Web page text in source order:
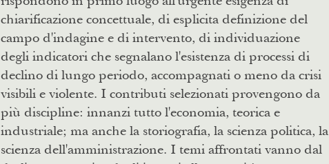
chiarificazione concettuale, di esplicita definizione del
campo d'indagine e di intervento, di individuazione
degli indicatori che segnalano l'esistenza di processi di
declino di lungo periodo, accompagnati o meno da crisi
visibili e violente. I contributi selezionati provengono da
più discipline: innanzi tutto l'economia, teorica e
industriale; ma anche la storiografia, la scienza politica, la
scienza dell'amministrazione. I temi affrontati vanno dal